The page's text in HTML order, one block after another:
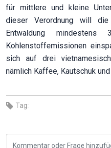
für mittlere und kleine
dieser Verordnung will
Entwaldung
Kohlenstoffemissionen
sich auf drei
nämlich Kaffee, Kautschuk
Tag: